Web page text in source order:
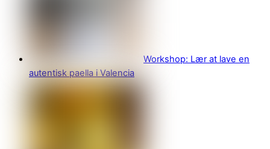
Workshop: Lær at lave en
autentisk paella i Valencia